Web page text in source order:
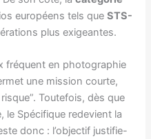
européens tels queSTS-
plus exigeantes.
fréquent en photographie
une mission courte,
Toutefois, dès que
le Spécifique redevient la
donc : l’objectif justifie-